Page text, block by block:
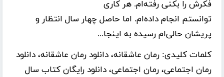
فکرش را بکنی رفته‌ام. هر کاری
توانستم انجام داده‌ام. اما حاصل چهار سال انتظار و
پریشان حالی‌ام رسیده به اینجا...
کلمات کلیدی: رمان عاشقانه، دانلود رمان عاشقانه، دانلود
رمان اجتماعی، رمان اجتماعی، دانلود رایگان کتاب سال